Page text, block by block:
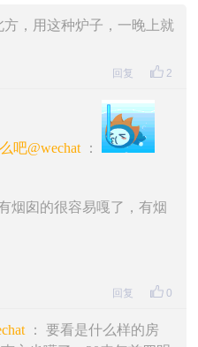
方，用这种炉子，一晚上就
2
回复
吧@wechat ：
烟囱的很容易嘎了，有烟
0
回复
： 要看是什么样的房